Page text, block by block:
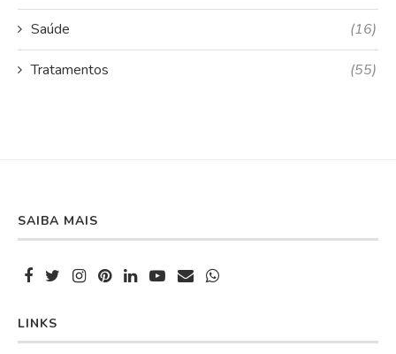
Saúde (16)
Tratamentos (55)
SAIBA MAIS
LINKS